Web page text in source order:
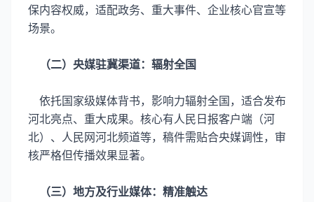
保内容权威，适配政务、重大事件、企业核心官宣等
场景。
（二）央媒驻冀渠道：辐射全国
依托国家级媒体背书，影响力辐射全国，适合发布
河北亮点、重大成果。核心有人民日报客户端（河
北）、人民网河北频道等，稿件需贴合央媒调性，审
核严格但传播效果显著。
（三）地方及行业媒体：精准触达